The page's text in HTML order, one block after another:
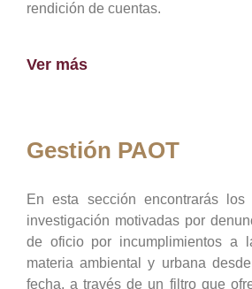
rendición de cuentas.
Ver más
Gestión PAOT
En esta sección encontrarás
investigación motivadas por
de oficio por incumplimientos a
materia ambiental y urbana
fecha, a través de un filtro que